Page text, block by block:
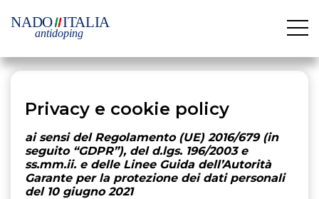
Privacy e cookie policy
ai sensi del Regolamento (UE) 2016/679 (in
seguito “GDPR”), del d.lgs. 196/2003 e
ss.mm.ii. e delle Linee Guida dell’Autorità
Garante per la protezione dei dati personali
del 10 giugno 2021